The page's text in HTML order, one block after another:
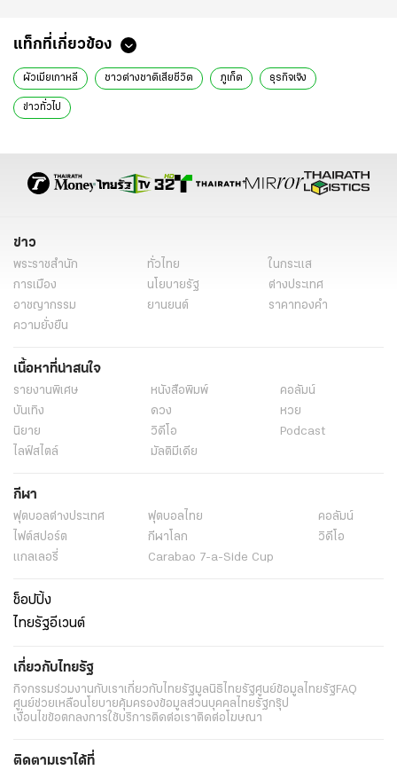
แท็กที่เกี่ยวข้อง
ผัวเมียเกาหลี ชาวต่างชาติเสียชีวิต ภูเก็ต ธุรกิจเจ๊ง
ข่าวทั่วไป
ข่าว
พระราชสำนัก ทั่วไทย
ในกระแส
การเมือง
นโยบายรัฐ
ต่างประเทศ
อาชญากรรม
ยานยนต์
ราคาทองคำ
ความยั่งยืน
เนื้อหาที่น่าสนใจ
รายงานพิเศษ หนังสือพิมพ์
คอลัมน์
บันเทิง
ดวง
หวย
นิยาย
วิดีโอ
Podcast
ไลฟ์สไตล์
มัลติมีเดีย
กีฬา
ฟุตบอลต่่างประเทศ ฟุตบอลไทย
คอลัมน์
ไฟต์สปอร์ต
กีฬาโลก
วิดีโอ
แกลเลอรี่
Carabao 7-a-Side Cup
ช็อปปิ้ง
ไทยรัฐอีเวนต์
เกี่ยวกับไทยรัฐ
กิจกรรมร่วมงานกับเราเกี่ยวกับไทยรัฐมูลนิธิไทยรัฐศูนย์ข้อมูลไทยรัฐFAQ
ศูนย์ช่วยเหลือนโยบายคุ้มครองข้อมูลส่วนบุคคลไทยรัฐกรุ๊ป
เงื่อนไขข้อตกลงการใช้บริการติดต่อเราติดต่อโฆษณา
ติดตามเราได้ที่